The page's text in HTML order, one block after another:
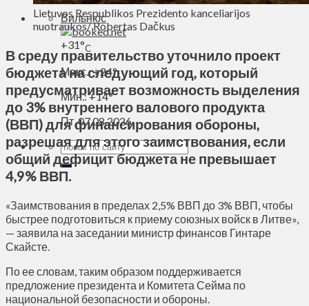
Вильнюс
+31°C
Макс.:+24°
Мин.:+14°
Пт, 07.08.2026
Lietuvos Respublikos Prezidento kanceliarijos
nuotraukos/ Robertas Dačkus
В среду правительство уточнило проект
бюджета на следующий год, который
предусматривает возможность выделения
до 3% внутреннего валового продукта
(ВВП) для финансирования обороны,
разрешая для этого заимствования, если
общий дефицит бюджета не превышает
4,9% ВВП.
«Заимствования в пределах 2,5% ВВП до 3% ВВП, чтобы
быстрее подготовиться к приему союзных войск в Литве»,
— заявила на заседании министр финансов Гинтаре
Скайсте.
По ее словам, таким образом поддерживается
предложение президента и Комитета Сейма по
национальной безопасности и обороны.